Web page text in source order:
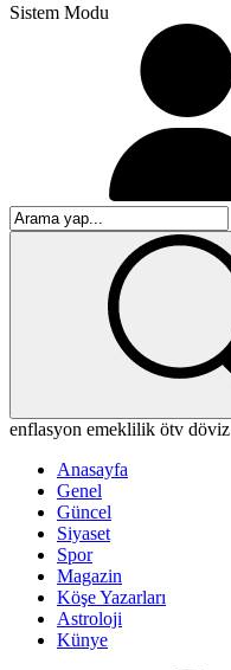
Sistem Modu
enflasyon emeklilik ötv döviz
Anasayfa
Genel
Güncel
Siyaset
Spor
Magazin
Köşe Yazarları
Astroloji
Künye